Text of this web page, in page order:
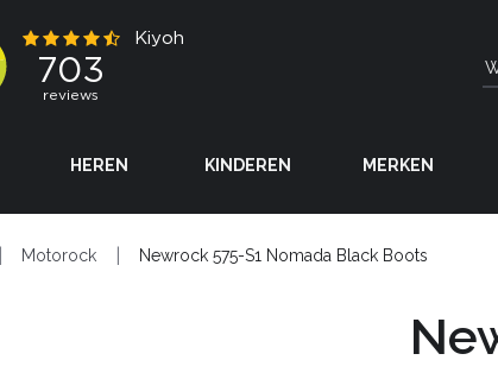
HEREN KINDEREN MERKEN
Motorock Newrock 575-S1 Nomada Black Boots